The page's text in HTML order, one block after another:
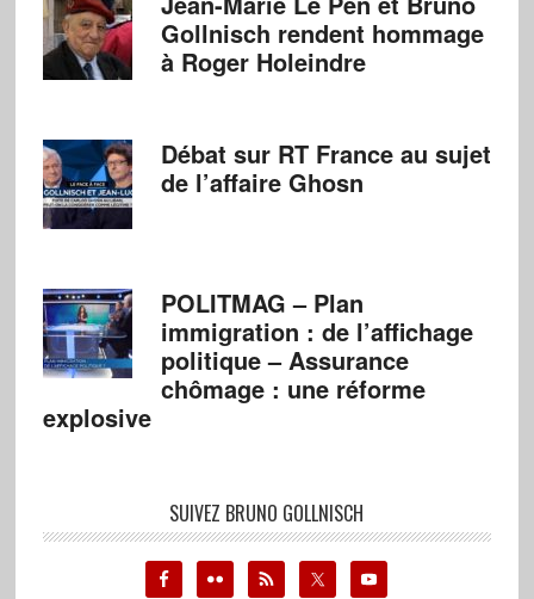
Gollnisch rendent hommage
à Roger Holeindre
Débat sur RT France au sujet
de l’affaire Ghosn
POLITMAG – Plan
immigration : de l’affichage
politique – Assurance
chômage : une réforme
explosive
SUIVEZ BRUNO GOLLNISCH